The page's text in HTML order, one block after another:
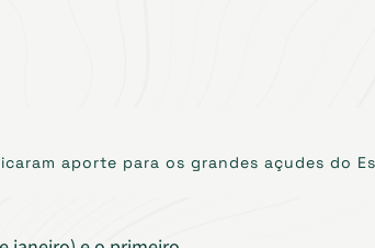
aporte para os grandes açudes do